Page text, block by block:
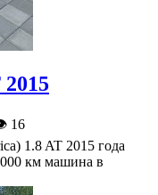
2015
16
1.8 AT 2015 года
км машина в